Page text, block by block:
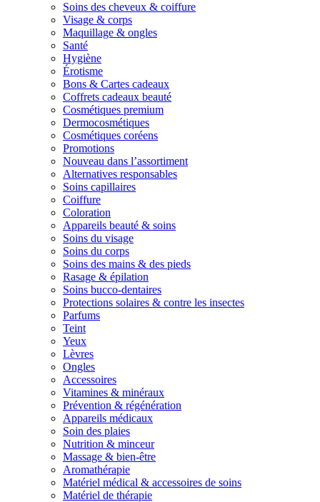
Soins des cheveux & coiffure
Visage & corps
Maquillage & ongles
Santé
Hygiène
Érotisme
Bons & Cartes cadeaux
Coffrets cadeaux beauté
Cosmétiques premium
Dermocosmétiques
Cosmétiques coréens
Promotions
Nouveau dans l’assortiment
Alternatives responsables
Soins capillaires
Coiffure
Coloration
Appareils beauté & soins
Soins du visage
Soins du corps
Soins des mains & des pieds
Rasage & épilation
Soins bucco-dentaires
Protections solaires & contre les insectes
Parfums
Teint
Yeux
Lèvres
Ongles
Accessoires
Vitamines & minéraux
Prévention & régénération
Appareils médicaux
Soin des plaies
Nutrition & minceur
Massage & bien-être
Aromathérapie
Matériel médical & accessoires de soins
Matériel de thérapie